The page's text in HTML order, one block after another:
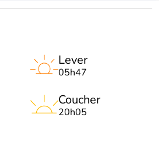
Lever
05h47
Coucher
20h05